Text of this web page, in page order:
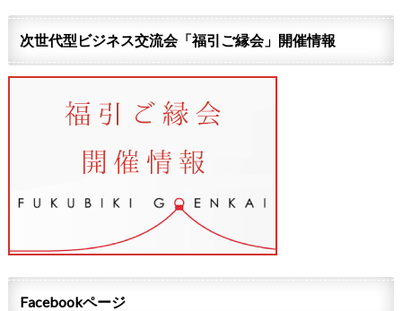
次世代型ビジネス交流会「福引ご縁会」開催情報
Facebookページ